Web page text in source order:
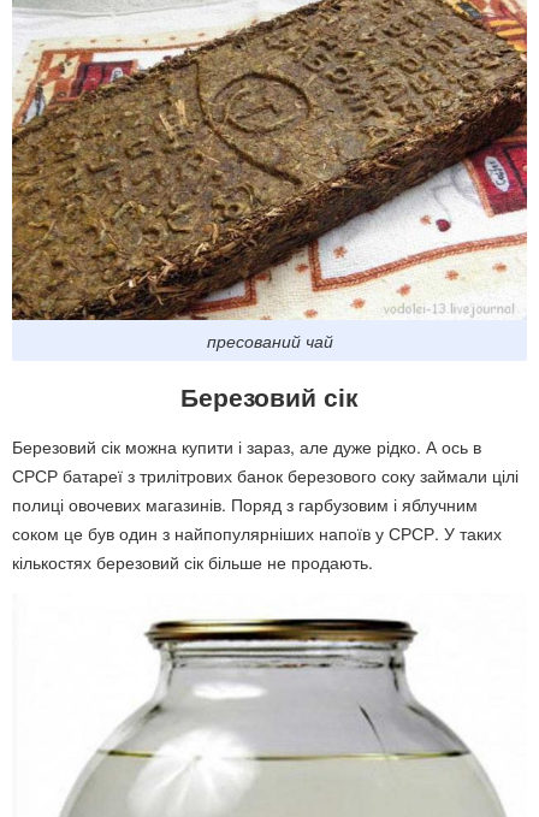
пресований чай
Березовий сік
Березовий сік можна купити і зараз, але дуже рідко. А ось в
СРСР батареї з трилітрових банок березового соку займали цілі
полиці овочевих магазинів. Поряд з гарбузовим і яблучним
соком це був один з найпопулярніших напоїв у СРСР. У таких
кількостях березовий сік більше не продають.